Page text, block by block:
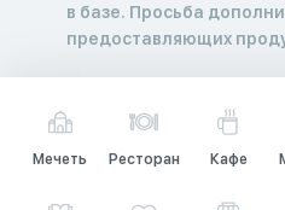
в базе. Просьба
предоставляющих
Мечеть Ресторан Кафе